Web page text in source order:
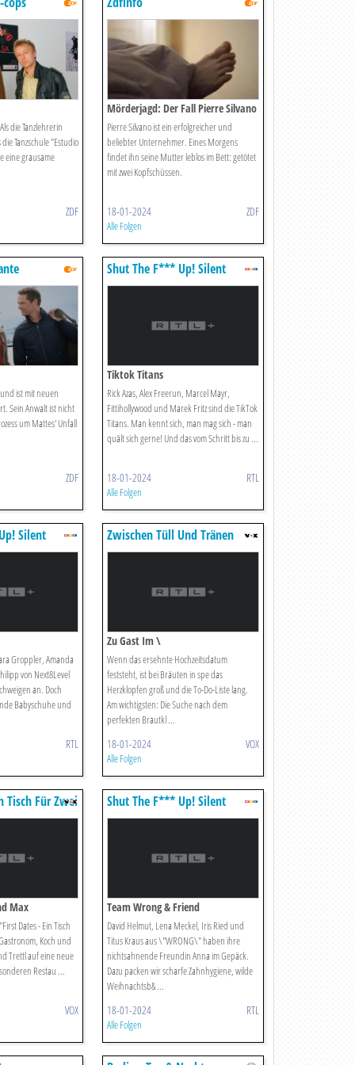
die Tanzlehrerin
Tanzschule "Estudio
eine grausame
ZDF
Mörderjagd: Der Fall Pierre Silvano
Pierre Silvano ist ein erfolgreicher und
beliebter Unternehmer. Eines Morgens
findet ihn seine Mutter leblos im Bett: getötet
mit zwei Kopfschüssen.
18-01-2024 ZDF
Alle Folgen
ist mit neuen
Sein Anwalt ist nicht
um Mattes' Unfall
ZDF
Shut The F*** Up! Silent
Library
Tiktok Titans
Rick Azas, Alex Freerun, Marcel Mayr,
Fittihollywood und Marek Fritz sind die TikTok
Titans. Man kennt sich, man mag sich - man
quält sich gerne! Und das vom Schritt bis zu ...
18-01-2024 RTL
Alle Folgen
Silent
Groppler, Amanda
von Next8Level
an. Doch
Babyschuhe und
RTL
Zwischen Tüll Und Tränen
Zu Gast Im \
Wenn das ersehnte Hochzeitsdatum
feststeht, ist bei Bräuten in spe das
Herzklopfen groß und die To-Do-Liste lang.
Am wichtigsten: Die Suche nach dem
perfekten Brautkl ...
18-01-2024 VOX
Alle Folgen
Tisch Für Zwei
Max
Dates - Ein Tisch
Koch und
Trettl auf eine neue
Restau ...
VOX
Shut The F*** Up! Silent
Library
Team Wrong & Friend
David Helmut, Lena Meckel, Iris Ried und
Titus Kraus aus \"WRONG\" haben ihre
nichtsahnende Freundin Anna im Gepäck.
Dazu packen wir scharfe Zahnhygiene, wilde
Weihnachtsb& ...
18-01-2024 RTL
Alle Folgen